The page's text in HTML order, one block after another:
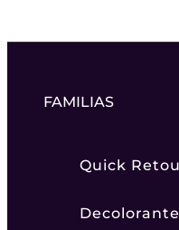
FAMILIAS
Quick